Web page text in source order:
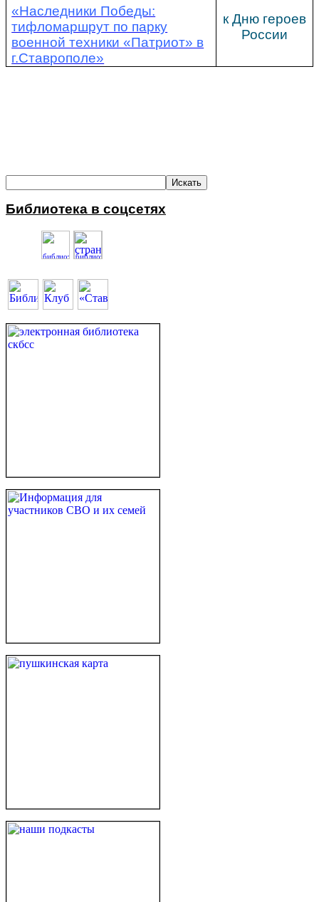
«Наследники Победы:
тифломаршрут по парку
военной техники «Патриот» в
г.Ставрополе»
к Дню героев
России
Библиотека в соцсетях